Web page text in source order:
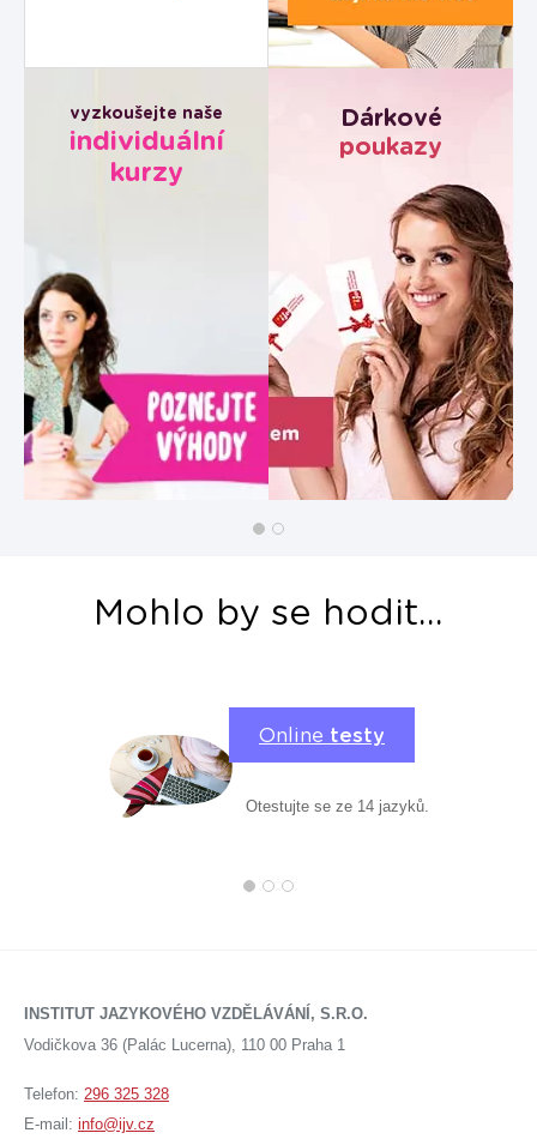
vyzkoušejte naše
individuální
kurzy
Dárkové
poukazy
Mohlo by se hodit...
Online testy
Otestujte se ze 14 jazyků.
INSTITUT JAZYKOVÉHO VZDĚLÁVÁNÍ, S.R.O.
Vodičkova 36 (Palác Lucerna), 110 00 Praha 1
Telefon: 296 325 328
E-mail: info@ijv.cz